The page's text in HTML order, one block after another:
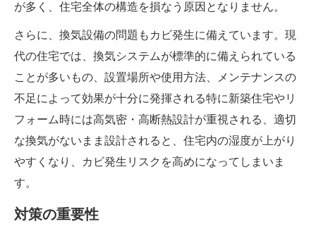
が多く、住宅全体の構造を損なう原因となりません。
さらに、換気設備の問題もカビ発生に備えています。現
代の住宅では、換気システムが標準的に備えられている
ことが多いもの、設置場所や使用方法、メンテナンスの
不足によって効果が十分に発揮される特に新築住宅やリ
フォーム時には高気密・高断熱設計が重視される、適切
な換気がないまま設計されると、住宅内の湿度が上がり
やすくなり、カビ発生リスクを高めになってしまいま
す。
対策の重要性